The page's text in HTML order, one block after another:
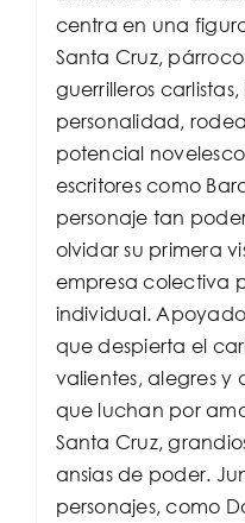
centra en una
Santa Cruz,
guerrilleros
personalidad,
potencial
escritores como
personaje tan
olvidar su primera
empresa colectiva
individual.
que despierta el
valientes, alegres y
que luchan por
Santa Cruz,
ansias de poder.
personajes, como